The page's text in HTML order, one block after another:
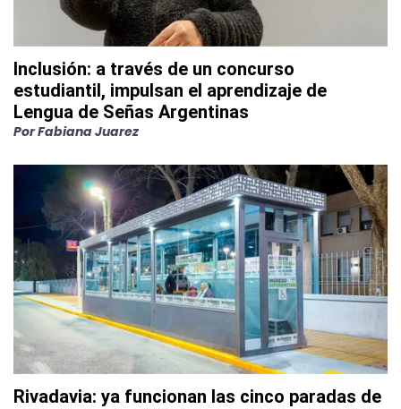
Inclusión: a través de un concurso
estudiantil, impulsan el aprendizaje de
Lengua de Señas Argentinas
PorFabiana Juarez
Rivadavia: ya funcionan las cinco paradas de